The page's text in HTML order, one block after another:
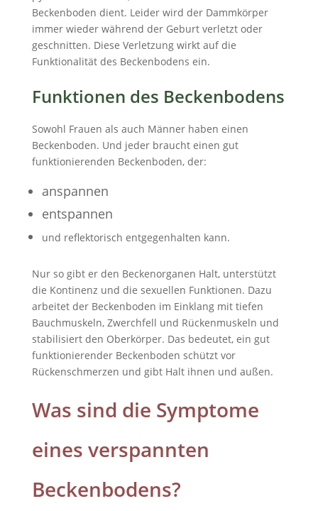
Beckenboden dient. Leider wird der Dammkörper
immer wieder während der Geburt verletzt oder
geschnitten. Diese Verletzung wirkt auf die
Funktionalität des Beckenbodens ein.
Funktionen des Beckenbodens
Sowohl Frauen als auch Männer haben einen
Beckenboden. Und jeder braucht einen gut
funktionierenden Beckenboden, der:
anspannen
entspannen
und reflektorisch entgegenhalten kann.
Nur so gibt er den Beckenorganen Halt, unterstützt
die Kontinenz und die sexuellen Funktionen. Dazu
arbeitet der Beckenboden im Einklang mit tiefen
Bauchmuskeln, Zwerchfell und Rückenmuskeln und
stabilisiert den Oberkörper. Das bedeutet, ein gut
funktionierender Beckenboden schützt vor
Rückenschmerzen und gibt Halt ihnen und außen.
Was sind die Symptome
eines verspannten
Beckenbodens?